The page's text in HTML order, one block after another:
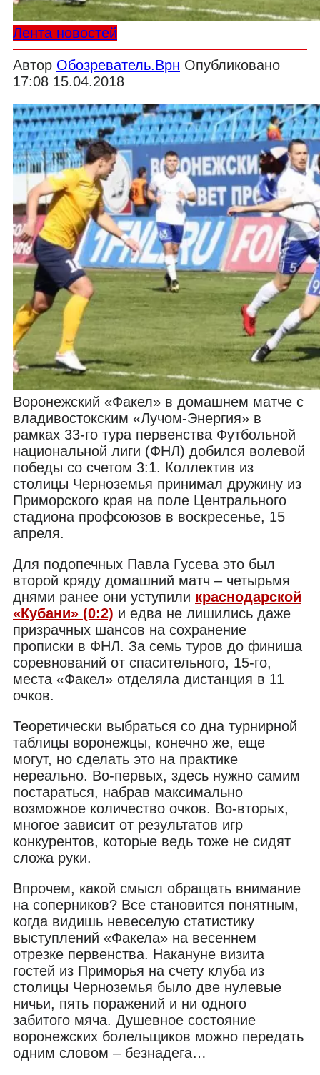
Лента новостей
Автор Обозреватель.Врн Опубликовано
17:08 15.04.2018
Воронежский «Факел» в домашнем матче с
владивостокским «Лучом-Энергия» в
рамках 33-го тура первенства Футбольной
национальной лиги (ФНЛ) добился волевой
победы со счетом 3:1. Коллектив из
столицы Черноземья принимал дружину из
Приморского края на поле Центрального
стадиона профсоюзов в воскресенье, 15
апреля.
Для подопечных Павла Гусева это был
второй кряду домашний матч – четырьмя
днями ранее они уступили краснодарской
«Кубани» (0:2) и едва не лишились даже
призрачных шансов на сохранение
прописки в ФНЛ. За семь туров до финиша
соревнований от спасительного, 15-го,
места «Факел» отделяла дистанция в 11
очков.
Теоретически выбраться со дна турнирной
таблицы воронежцы, конечно же, еще
могут, но сделать это на практике
нереально. Во-первых, здесь нужно самим
постараться, набрав максимально
возможное количество очков. Во-вторых,
многое зависит от результатов игр
конкурентов, которые ведь тоже не сидят
сложа руки.
Впрочем, какой смысл обращать внимание
на соперников? Все становится понятным,
когда видишь невеселую статистику
выступлений «Факела» на весеннем
отрезке первенства. Накануне визита
гостей из Приморья на счету клуба из
столицы Черноземья было две нулевые
ничьи, пять поражений и ни одного
забитого мяча. Душевное состояние
воронежских болельщиков можно передать
одним словом – безнадега…